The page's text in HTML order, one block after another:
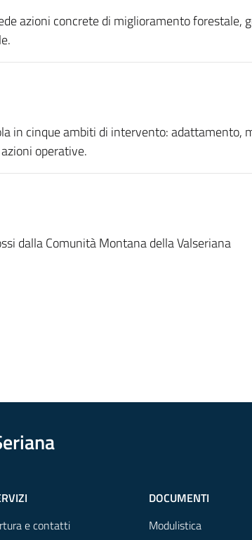
azioni concrete di miglioramento forestale,
in cinque ambiti di intervento:
operative.
dalla Comunità Montana della Valseriana
e contatti
DOCUMENTI
Modulistica